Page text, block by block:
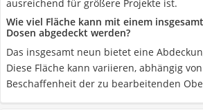
ausreichend für größere Projekte ist.
Wie viel Fläche kann mit einem
Dosen abgedeckt werden?
Das insgesamt neun bietet eine
Diese Fläche kann variieren, abhängig
Beschaffenheit der zu bearbeitenden